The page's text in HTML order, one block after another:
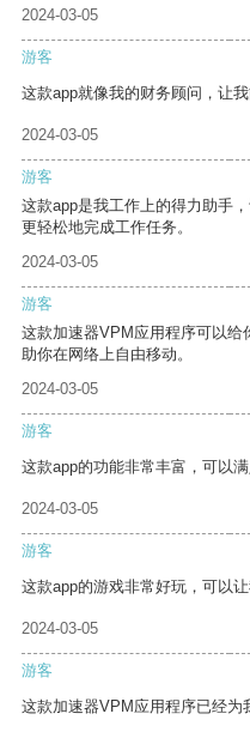
2024-03-05
游客
这款app就像我的财务顾问，让我
2024-03-05
游客
这款app是我工作上的得力助手
更轻松地完成工作任务。
2024-03-05
游客
这款加速器VPM应用程序可以
助你在网络上自由移动。
2024-03-05
游客
这款app的功能非常丰富，可以满
2024-03-05
游客
这款app的游戏非常好玩，可以让
2024-03-05
游客
这款加速器VPM应用程序已经为